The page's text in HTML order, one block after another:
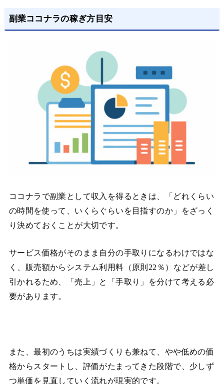
副業ココナラの稼ぎ方目安
ココナラで副業として収入を得るときは、「どれくらい
の時間を使って、いくらぐらいを目指すのか」をざっく
り決めておくことが大切です。
サービス価格がそのまま自分の手取りになるわけではな
く、販売額からシステム利用料（原則22％）などが差し
引かれるため、「売上」と「手取り」を分けて考える必
要があります。
また、最初のうちは実績づくりも兼ねて、やや低めの価
格からスタートし、評価がたまってきた段階で、少しず
つ単価を見直していく流れが現実的です。